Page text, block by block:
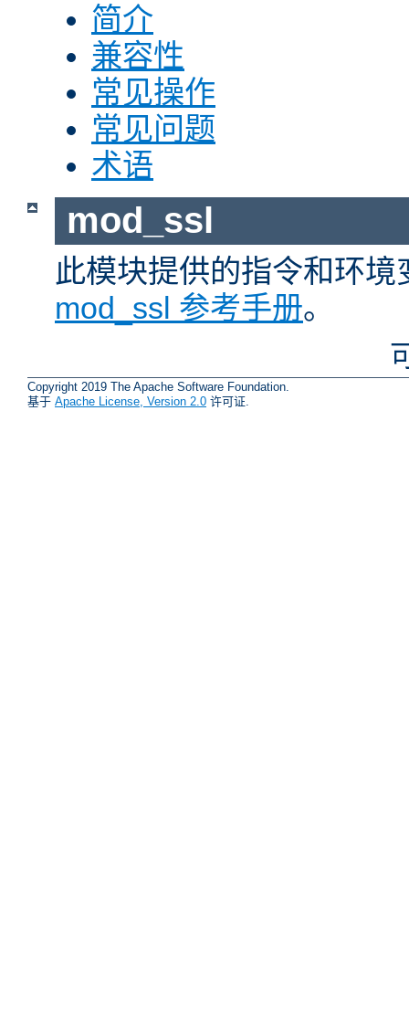
简介
兼容性
常见操作
常见问题
术语
mod_ssl
此模块提供的指令和环
mod_ssl 参考手册。
Copyright 2019 The Apache Software Foundation.
基于 Apache License, Version 2.0 许可证.